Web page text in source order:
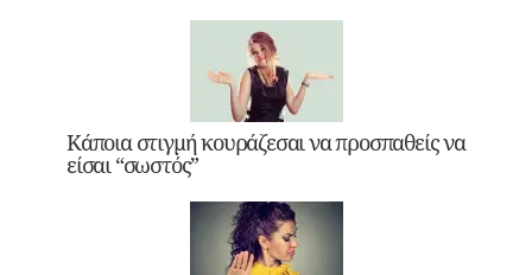
Κάποια στιγμή κουράζεσαι να προσπαθείς να
είσαι “σωστός”